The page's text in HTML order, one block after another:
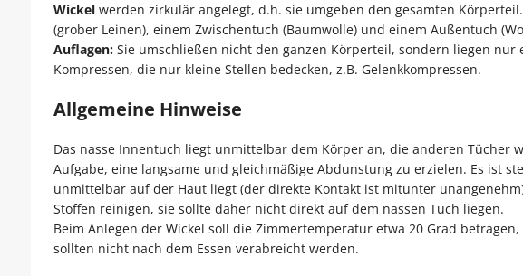
Wickelwerden zirkulär angelegt, d.h. sie umgeben den gesamten
(grober Leinen), einem Zwischentuch (Baumwolle) und einem Außentuch
Auflagen:Sie umschließen nicht den ganzen Körperteil, sondern liegen nur
Kompressen, die nur kleine Stellen bedecken, z.B. Gelenkkompressen.
Allgemeine Hinweise
Das nasse Innentuch liegt unmittelbar dem Körper an, die anderen Tücher
Aufgabe, eine langsame und gleichmäßige Abdunstung zu erzie­len. Es ist
unmittelbar auf der Haut liegt (der direkte Kontakt ist mitunter
Stoffen reinigen, sie sollte daher nicht direkt auf dem nassen Tuch liegen.
Beim Anlegen der Wickel soll die Zimmertemperatur etwa 20 Grad
sollten nicht nach dem Essen verabreicht werden.